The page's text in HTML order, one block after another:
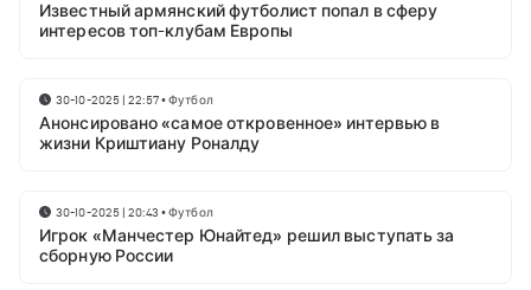
Известный армянский футболист попал в сферу
интересов топ-клубам Европы
30-10-2025 | 22:57•Футбол
Анонсировано «самое откровенное» интервью в
жизни Криштиану Роналду
30-10-2025 | 20:43 •Футбол
Игрок «Манчестер Юнайтед» решил выступать за
сборную России